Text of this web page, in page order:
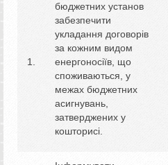
бюджетних установ
забезпечити
укладання договорів
за кожним видом
енергоносіїв, що
споживаються, у
межах бюджетних
асигнувань,
затверджених у
кошторисі.